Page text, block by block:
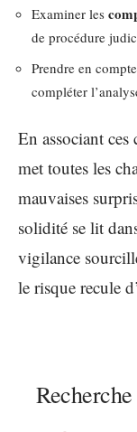
Examiner les
de procédure
Prendre en
compléter
En associant
met toutes les
mauvaises
solidité se lit
vigilance
le risque recule
Recherche